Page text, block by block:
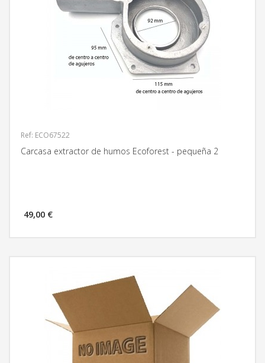
Ref: ECO67522
Carcasa extractor de humos Ecoforest - pequeña 2
49,00 €